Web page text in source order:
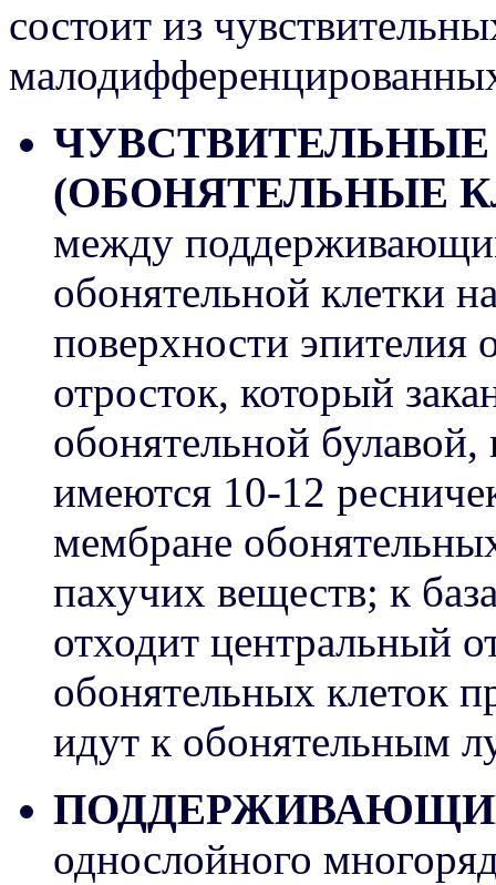
состоит из
(ОБОНЯТЕЛЬНЫЕ
между
обонятельной клетки
поверхности эпителия
отросток, который
обонятельной
имеются 10-12
мембране
пахучих веществ; к
отходит центральный
обонятельных клеток
идут к обонятельным
однослойного